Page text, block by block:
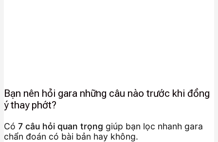
Bạn nên hỏi gara những câu nào trước khi đồng
ý thay phớt?
Có 7 câu hỏi quan trọng giúp bạn lọc nhanh gara
chẩn đoán có bài bản hay không.